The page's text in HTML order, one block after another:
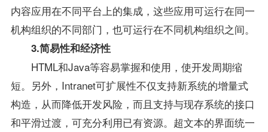
内容应用在不同平台上的集成，这些应用可运行在同一
机构组织的不同部门，也可运行在不同机构组织之间。
3.简易性和经济性
HTML和Java等容易掌握和使用，使开发周期缩
短。另外，Intranet可扩展性不仅支持新系统的增量式
构造，从而降低开发风险，而且支持与现存系统的接口
和平滑过渡，可充分利用已有资源。超文本的界面统一